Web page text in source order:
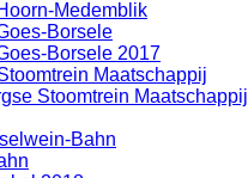
Medemblik
Borsele
Borsele 2017
Maatschappij
Stoomtrein Maatschappij
Bahn